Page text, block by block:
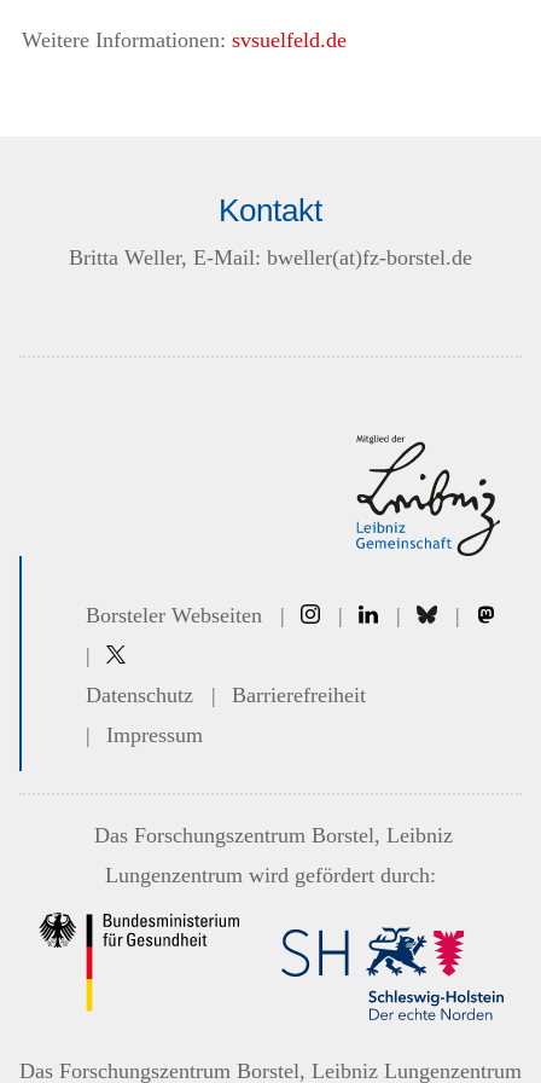
Weitere Informationen: svsuelfeld.de
Kontakt
Britta Weller, E-Mail: bweller(at)fz-borstel.de
Borsteler Webseiten | | |
|
|
Datenschutz|
Barrierefreiheit
|
Impressum
Das Forschungszentrum Borstel, Leibniz
Lungenzentrum wird gefördert durch:
Das Forschungszentrum Borstel, Leibniz Lungenzentrum